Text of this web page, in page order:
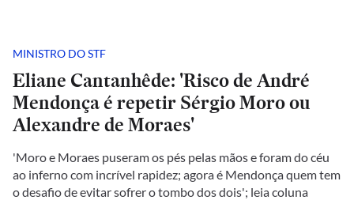
MINISTRO DO STF
Eliane Cantanhêde: 'Risco de André
Mendonça é repetir Sérgio Moro ou
Alexandre de Moraes'
'Moro e Moraes puseram os pés pelas mãos e foram do céu
ao inferno com incrível rapidez; agora é Mendonça quem tem
o desafio de evitar sofrer o tombo dos dois'; leia coluna